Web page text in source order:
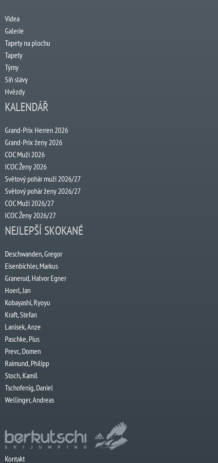
Videa
Galerie
Tapety na plochu
Tapety
Týmy
Síň slávy
Hvězdy
KALENDÁŘ
Grand-Prix Herren 2026
Grand-Prix ženy 2026
COC Muži 2026
ICOC Ženy 2026
Světový pohár muži 2026/27
Světový pohár ženy 2026/27
COC Muži 2026/27
ICOC Ženy 2026/27
NEJLEPŠÍ SKOKANÉ
Deschwanden, Gregor
Eisenbichler, Markus
Granerud, Halvor Egner
Hoerl, Jan
Kobayashi, Ryoyu
Kraft, Stefan
Lanisek, Anze
Paschke, Pius
Prevc, Domen
Raimund, Philipp
Stoch, Kamil
Tschofenig, Daniel
Wellinger, Andreas
Kontakt